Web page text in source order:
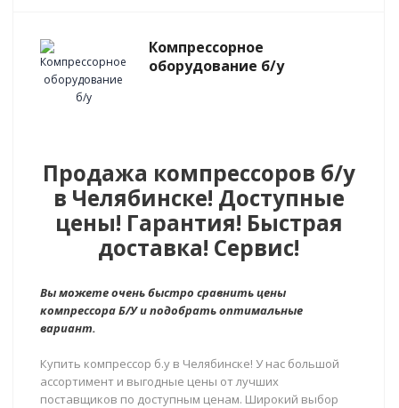
Компрессорное
оборудование б/у
Продажа компрессоров б/у
в Челябинске! Доступные
цены! Гарантия! Быстрая
доставка! Сервис!
Вы можете очень быстро сравнить цены
компрессора Б/У и подобрать оптимальные
вариант.
Купить компрессор б.у в Челябинске! У нас большой
ассортимент и выгодные цены от лучших
поставщиков по доступным ценам. Широкий выбор